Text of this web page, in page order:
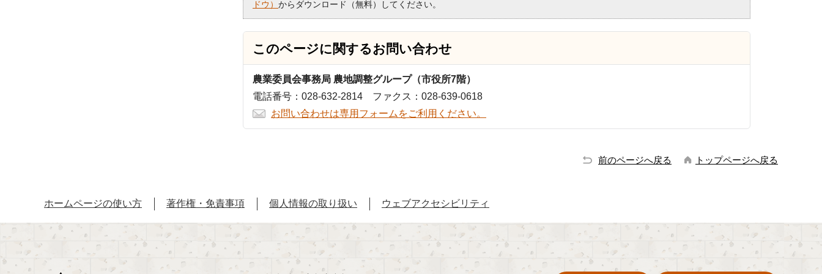
ドウ） からダウンロード（無料）してください。
このページに関するお問い合わせ
農業委員会事務局 農地調整グループ（市役所7階）
電話番号：028-632-2814 ファクス：028-639-0618
お問い合わせは専用フォームをご利用ください。
前のページへ戻る トップページへ戻る
ホームページの使い方 著作権・免責事項 個人情報の取り扱い ウェブアクセシビリティ